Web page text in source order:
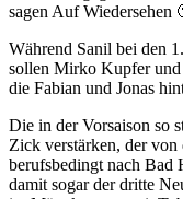
sagen Auf Wiedersehen
Während Sanil bei den
sollen Mirko Kupfer
die Fabian und Jonas
Die in der Vorsaison so
Zick verstärken, der
berufsbedingt nach Bad
damit sogar der dritte